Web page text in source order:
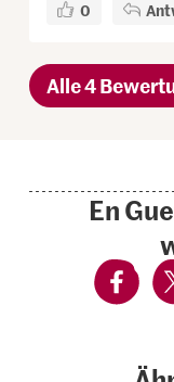
0
Alle 4
En